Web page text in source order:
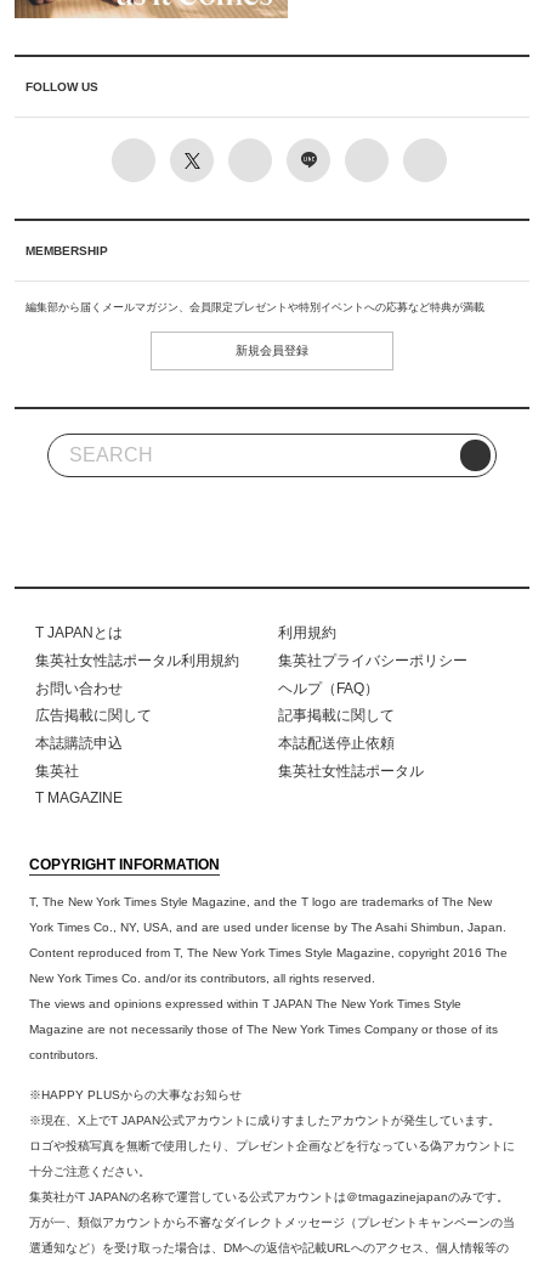
FOLLOW US
MEMBERSHIP
編集部から届くメールマガジン、会員限定プレゼントや特別イベントへの応募など特典が満載
新規会員登録
T JAPANとは
利用規約
集英社女性誌ポータル利用規約
集英社プライバシーポリシー
お問い合わせ
ヘルプ（FAQ）
広告掲載に関して
記事掲載に関して
本誌購読申込
本誌配送停止依頼
集英社
集英社女性誌ポータル
T MAGAZINE
COPYRIGHT INFORMATION
T, The New York Times Style Magazine, and the T logo are trademarks of The New
York Times Co., NY, USA, and are used under license by The Asahi Shimbun, Japan.
Content reproduced from T, The New York Times Style Magazine, copyright 2016 The
New York Times Co. and/or its contributors, all rights reserved.
The views and opinions expressed within T JAPAN The New York Times Style
Magazine are not necessarily those of The New York Times Company or those of its
contributors.
※HAPPY PLUSからの大事なお知らせ
※現在、X上でT JAPAN公式アカウントに成りすましたアカウントが発生しています。
ロゴや投稿写真を無断で使用したり、プレゼント企画などを行なっている偽アカウントに
十分ご注意ください。
集英社がT JAPANの名称で運営している公式アカウントは＠tmagazinejapanのみです。
万が一、類似アカウントから不審なダイレクトメッセージ（プレゼントキャンペーンの当
選通知など）を受け取った場合は、DMへの返信や記載URLへのアクセス、個人情報等の